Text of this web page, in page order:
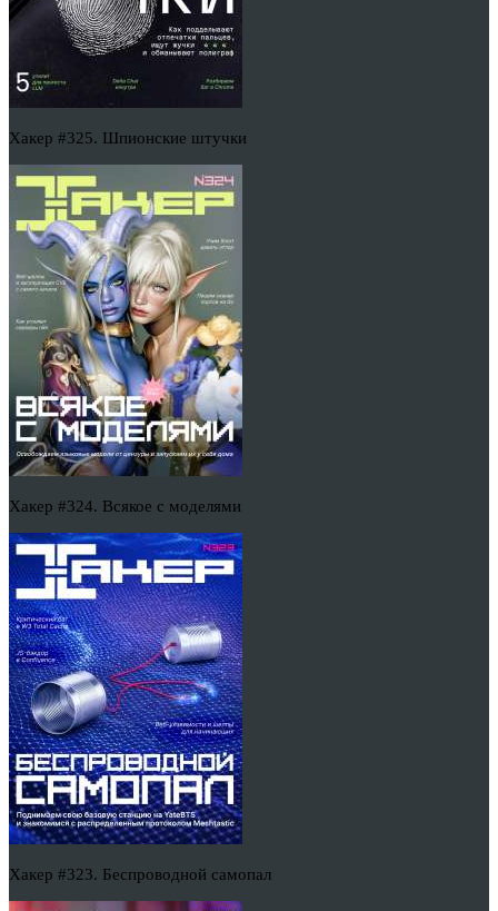
Хакер #325. Шпионские штучки
Хакер #324. Всякое с моделями
Хакер #323. Беспроводной самопал